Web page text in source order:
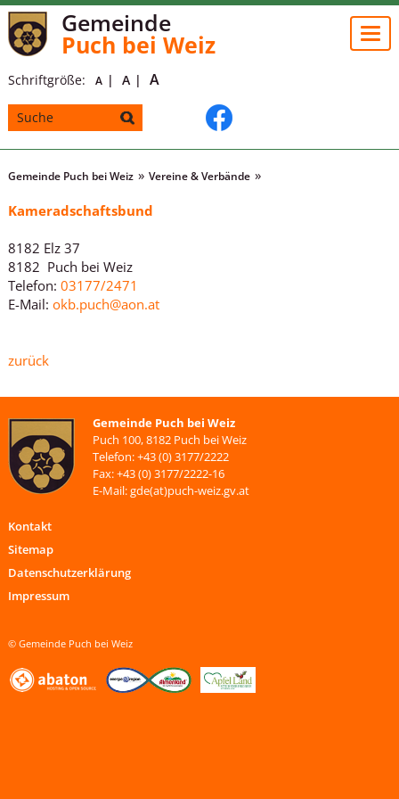
Gemeinde
Puch bei Weiz
Schriftgröße: A A A
Gemeinde Puch bei Weiz Vereine & Verbände
Kameradschaftsbund
8182 Elz 37
8182 Puch bei Weiz
Telefon: 03177/2471
E-Mail: okb.puch@aon.at
zurück
Gemeinde Puch bei Weiz
Puch 100, 8182 Puch bei Weiz
Telefon: +43 (0) 3177/2222
Fax: +43 (0) 3177/2222-16
E-Mail: gde(at)puch-weiz.gv.at
Kontakt
Sitemap
Datenschutzerklärung
Impressum
© Gemeinde Puch bei Weiz